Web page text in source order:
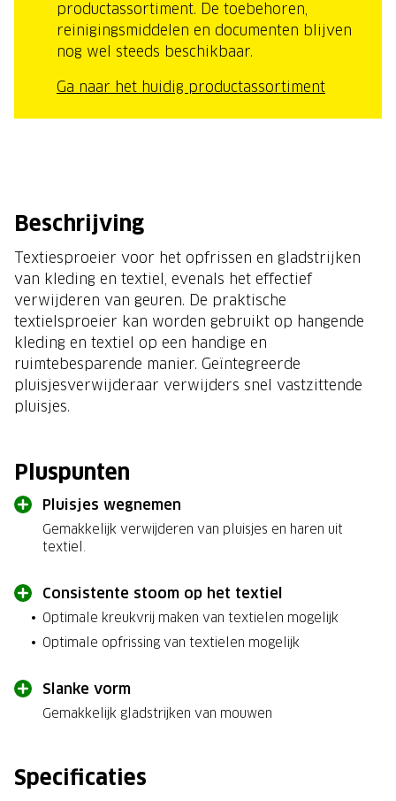
productassortiment. De toebehoren,
reinigingsmiddelen en documenten blijven
nog wel steeds beschikbaar.
Ga naar het huidig productassortiment
Beschrijving
Textiesproeier voor het opfrissen en gladstrijken
van kleding en textiel, evenals het effectief
verwijderen van geuren. De praktische
textielsproeier kan worden gebruikt op hangende
kleding en textiel op een handige en
ruimtebesparende manier. Geïntegreerde
pluisjesverwijderaar verwijders snel vastzittende
pluisjes.
Pluspunten
Pluisjes wegnemen
Gemakkelijk verwijderen van pluisjes en haren uit
textiel.
Consistente stoom op het textiel
Optimale kreukvrij maken van textielen mogelijk
Optimale opfrissing van textielen mogelijk
Slanke vorm
Gemakkelijk gladstrijken van mouwen
Specificaties